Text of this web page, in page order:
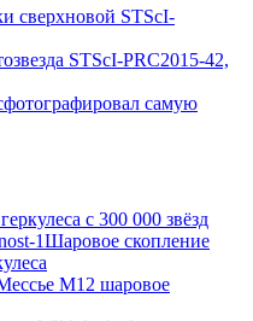
сверхновой STScI-
STScI-PRC2015-42,
самую
с 300 000 звёзд
Шаровое скопление
М12 шаровое